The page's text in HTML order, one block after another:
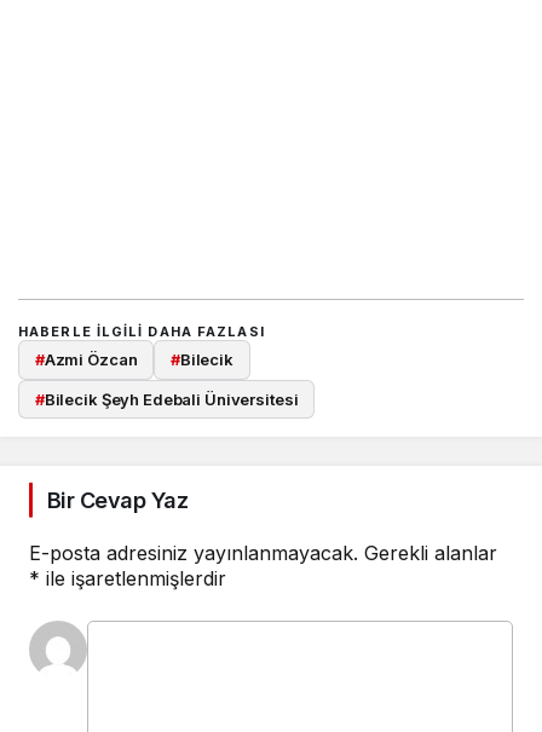
HABERLE ILGILI DAHA FAZLASI
#Azmi Özcan #Bilecik
#Bilecik Şeyh Edebali Üniversitesi
Bir Cevap Yaz
E-posta adresiniz yayınlanmayacak. Gerekli alanlar
* ile işaretlenmişlerdir